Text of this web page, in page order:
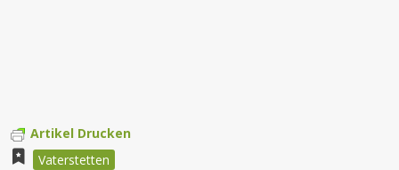
Artikel Drucken
Vaterstetten